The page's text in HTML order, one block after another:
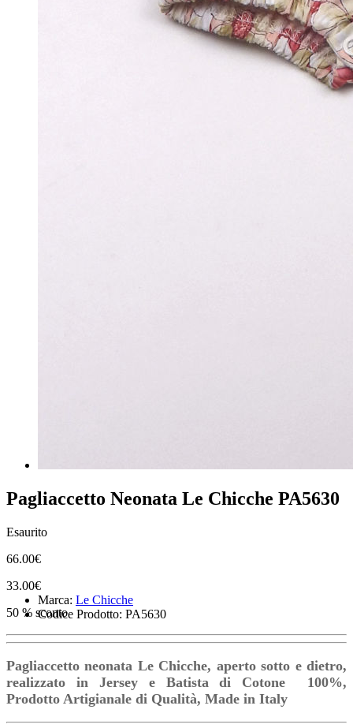
Pagliaccetto Neonata Le Chicche PA5630
Esaurito
66.00€
33.00€
50 % sconto
Marca: Le Chicche
Codice Prodotto: PA5630
Pagliaccetto neonata Le Chicche, aperto sotto e dietro,
realizzato in Jersey e Batista di Cotone 100%,
Prodotto Artigianale di Qualità, Made in Italy